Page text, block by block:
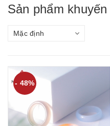
Sản phẩm khuyến
Mặc định
- 48%